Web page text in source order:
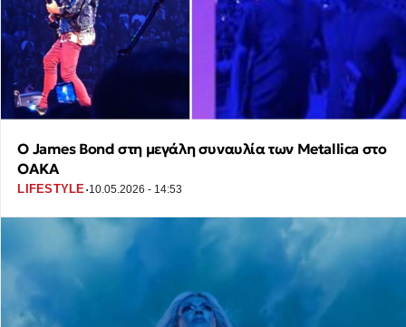
Ο James Bond στη μεγάλη συναυλία των Metallica στο
ΟΑΚΑ
LIFESTYLE·10.05.2026 - 14:53